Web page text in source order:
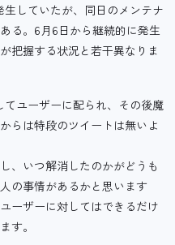
していたが、同日のメンテナ
る。6月6日から継続的に発生
把握する状況と若干異なりま
ユーザーに配られ、その後魔
らは特段のツイートは無いよ
、いつ解消したのかがどうも
の事情があるかと思います
ーザーに対してはできるだけ
す。